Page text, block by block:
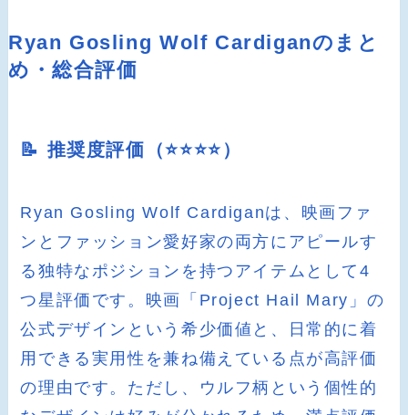
Ryan Gosling Wolf Cardiganのまと
め・総合評価
📝 推奨度評価（⭐️⭐️⭐️⭐️）
Ryan Gosling Wolf Cardiganは、映画ファ
ンとファッション愛好家の両方にアピールす
る独特なポジションを持つアイテムとして4
つ星評価です。映画「Project Hail Mary」の
公式デザインという希少価値と、日常的に着
用できる実用性を兼ね備えている点が高評価
の理由です。ただし、ウルフ柄という個性的